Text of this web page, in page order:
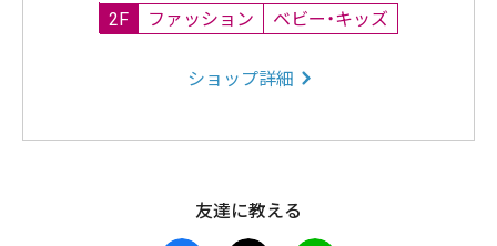
2F ファッション ベビー・キッズ
ショップ詳細
友達に教える